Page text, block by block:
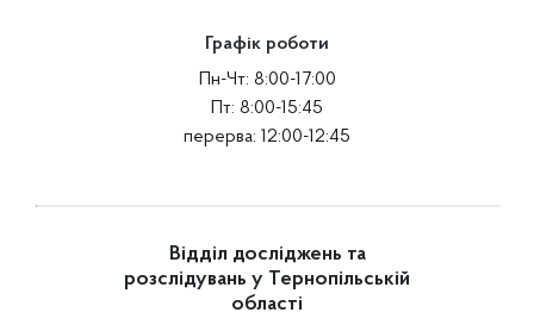
Графік роботи
Пн-Чт: 8:00-17:00
Пт: 8:00-15:45
перерва: 12:00-12:45
Відділ досліджень та
розслідувань у Тернопільській
області